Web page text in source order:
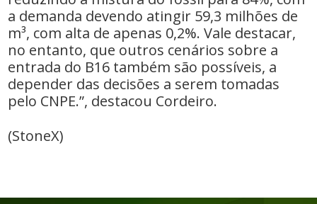
a demanda devendo atingir 59,3 milhões de
m³, com alta de apenas 0,2%. Vale destacar,
no entanto, que outros cenários sobre a
entrada do B16 também são possíveis, a
depender das decisões a serem tomadas
pelo CNPE.”, destacou Cordeiro.
(StoneX)